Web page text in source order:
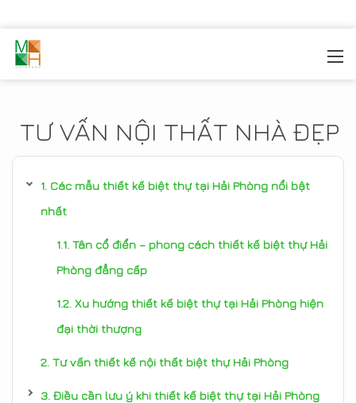
TƯ VẤN NỘI THẤT NHÀ ĐẸP
Các mẫu thiết kế biệt thự tại Hải Phòng nổi bật
nhất
Tân cổ điển – phong cách thiết kế biệt thự Hải
Phòng đẳng cấp
Xu hướng thiết kế biệt thự tại Hải Phòng hiện
đại thời thượng
Tư vấn thiết kế nội thất biệt thự Hải Phòng
Điều cần lưu ý khi thiết kế biệt thự tại Hải Phòng